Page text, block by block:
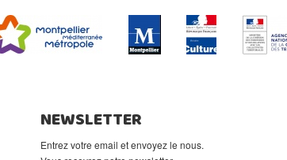
NEWSLETTER
Entrez votre email et envoyez le nous.